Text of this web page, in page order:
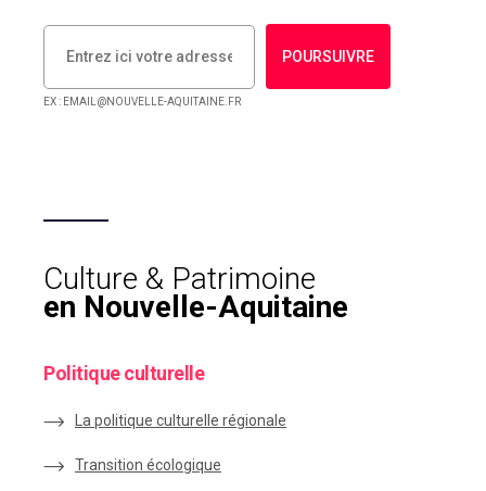
POURSUIVRE
EX : EMAIL@NOUVELLE-AQUITAINE.FR
Culture & Patrimoine
en Nouvelle-Aquitaine
Politique culturelle
La politique culturelle régionale
Transition écologique